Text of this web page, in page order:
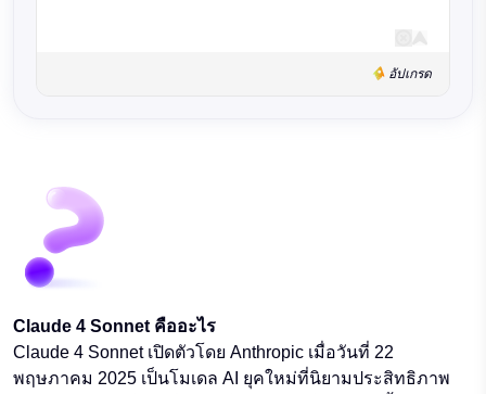
อัปเกรด
Claude 4 Sonnet คืออะไร
Claude 4 Sonnet เปิดตัวโดย Anthropic เมื่อวันที่ 22
พฤษภาคม 2025 เป็นโมเดล AI ยุคใหม่ที่นิยามประสิทธิภาพ